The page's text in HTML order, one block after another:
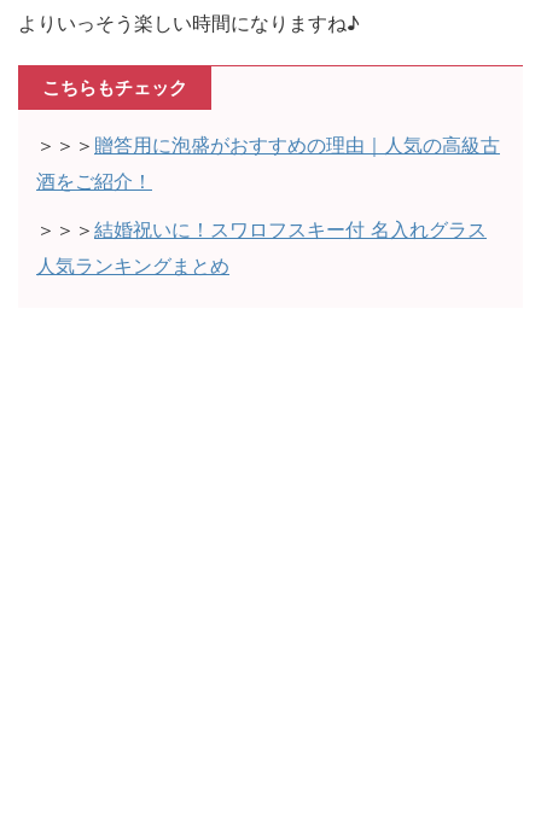
よりいっそう楽しい時間になりますね♪
こちらもチェック
＞＞＞ 贈答用に泡盛がおすすめの理由｜人気の高級古
酒をご紹介！
＞＞＞ 結婚祝いに！スワロフスキー付 名入れグラス
人気ランキングまとめ